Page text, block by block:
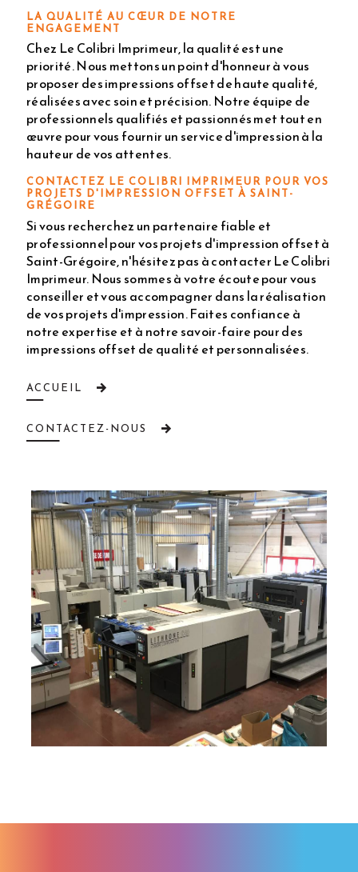
LA QUALITÉ AU CŒUR DE NOTRE
ENGAGEMENT
Chez Le Colibri Imprimeur, la qualité est une
priorité. Nous mettons un point d'honneur à vous
proposer des impressions offset de haute qualité,
réalisées avec soin et précision. Notre équipe de
professionnels qualifiés et passionnés met tout en
œuvre pour vous fournir un service d'impression à la
hauteur de vos attentes.
CONTACTEZ LE COLIBRI IMPRIMEUR POUR VOS
PROJETS D'IMPRESSION OFFSET À SAINT-
GRÉGOIRE
Si vous recherchez un partenaire fiable et
professionnel pour vos projets d'impression offset à
Saint-Grégoire, n'hésitez pas à contacter Le Colibri
Imprimeur. Nous sommes à votre écoute pour vous
conseiller et vous accompagner dans la réalisation
de vos projets d'impression. Faites confiance à
notre expertise et à notre savoir-faire pour des
impressions offset de qualité et personnalisées.
ACCUEIL
CONTACTEZ-NOUS